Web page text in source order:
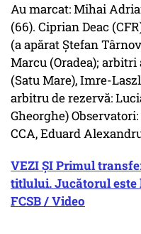
Au marcat: Mihai
(66). Ciprian Deac
(a apărat Ştefan
Marcu (Oradea);
(Satu Mare), Imre-
arbitru de rezervă:
Gheorghe)
CCA, Eduard
VEZI ȘI Primul
titlului. Jucătorul este
FCSB / Video